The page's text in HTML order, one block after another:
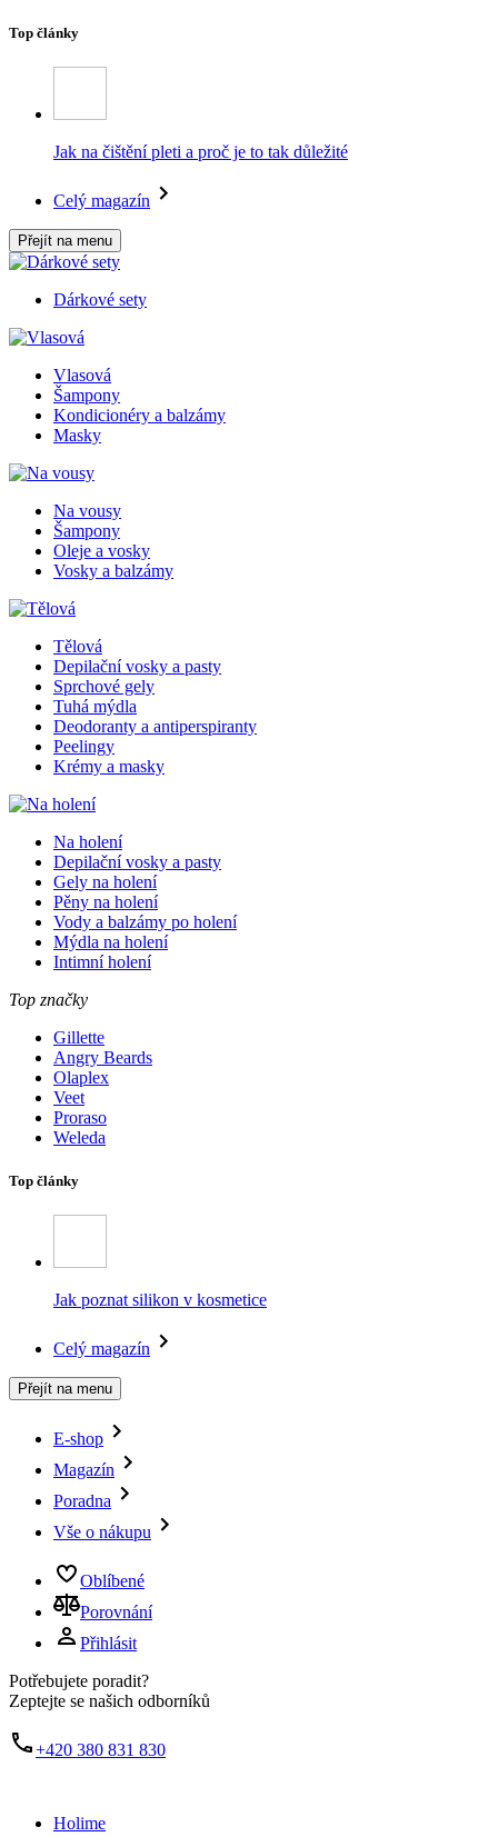
Top články
Jak na čištění pleti a proč je to tak důležité
Celý magazín
Přejít na menu
Dárkové sety
Vlasová
Šampony
Kondicionéry a balzámy
Masky
Na vousy
Šampony
Oleje a vosky
Vosky a balzámy
Tělová
Depilační vosky a pasty
Sprchové gely
Tuhá mýdla
Deodoranty a antiperspiranty
Peelingy
Krémy a masky
Na holení
Depilační vosky a pasty
Gely na holení
Pěny na holení
Vody a balzámy po holení
Mýdla na holení
Intimní holení
Top značky
Gillette
Angry Beards
Olaplex
Veet
Proraso
Weleda
Top články
Jak poznat silikon v kosmetice
Celý magazín
Přejít na menu
E-shop
Magazín
Poradna
Vše o nákupu
Oblíbené
Porovnání
Přihlásit
Potřebujete poradit?
Zeptejte se našich odborníků
+420 380 831 830
Holime